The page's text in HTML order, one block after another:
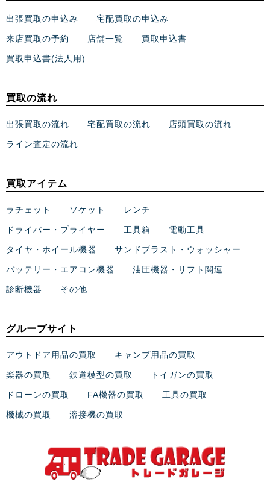
出張買取の申込み 宅配買取の申込み
来店買取の予約 店舗一覧 買取申込書
買取申込書(法人用)
買取の流れ
出張買取の流れ 宅配買取の流れ 店頭買取の流れ
ライン査定の流れ
買取アイテム
ラチェット ソケット レンチ
ドライバー・プライヤー 工具箱 電動工具
タイヤ・ホイール機器 サンドブラスト・ウォッシャー
バッテリー・エアコン機器 油圧機器・リフト関連
診断機器 その他
グループサイト
アウトドア用品の買取 キャンプ用品の買取
楽器の買取 鉄道模型の買取 トイガンの買取
ドローンの買取 FA機器の買取 工具の買取
機械の買取 溶接機の買取